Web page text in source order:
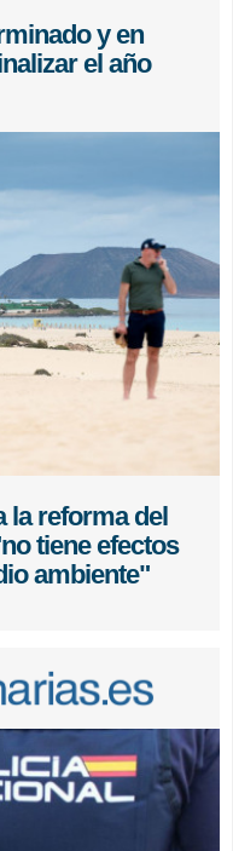
y en
el año
la reforma del
tiene efectos
ambiente"